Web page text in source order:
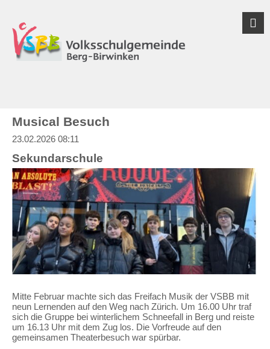
Musical Besuch
23.02.2026 08:11
Sekundarschule
Mitte Februar machte sich das Freifach Musik der VSBB mit
neun Lernenden auf den Weg nach Zürich. Um 16.00 Uhr traf
sich die Gruppe bei winterlichem Schneefall in Berg und reiste
um 16.13 Uhr mit dem Zug los. Die Vorfreude auf den
gemeinsamen Theaterbesuch war spürbar.